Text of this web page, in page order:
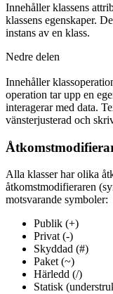
Innehåller klassens
klassens egenskaper.
instans av en klass.
Nedre delen
Innehåller
operation tar upp en
interagerar med data.
vänsterjusterad och
Alla klasser har olika
åtkomstmodifieraren
motsvarande symboler:
Publik (+)
Privat (-)
Skyddad (#)
Paket (~)
Härledd (/)
Statisk